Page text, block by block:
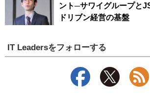
ント─サワイグループと
ドリブン経営の基盤
IT Leadersをフォローする